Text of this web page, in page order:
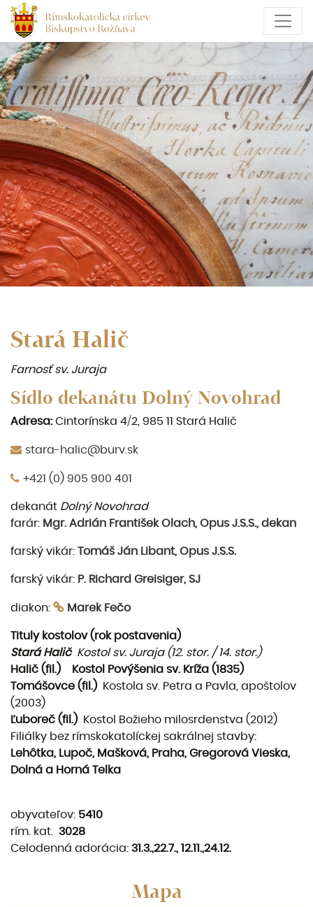
Stará Halič
Farnosť sv. Juraja
Sídlo dekanátu Dolný Novohrad
Adresa: Cintorínska 4/2, 985 11 Stará Halič
stara-halic@burv.sk
+421 (0) 905 900 401
dekanát Dolný Novohrad
farár: Mgr. Adrián František Olach, Opus J.S.S., dekan
farský vikár: Tomáš Ján Libant, Opus J.S.S.
farský vikár: P. Richard Greisiger, SJ
diakon: Marek Fečo
Tituly kostolov (rok postavenia)
Stará Halič Kostol sv. Juraja (12. stor. / 14. stor.)
Halič (fil.)
Kostol Povýšenia sv. Kríža (1835)
Tomášovce (fil.) Kostola sv. Petra a Pavla, apoštolov
(2003)
Ľuboreč (fil.) Kostol Božieho milosrdenstva (2012)
Filiálky bez rímskokatolíc­kej sakrálnej stavby:
Lehôtka, Lupoč, Mašková, Praha, Gregorová Vieska,
Dolná a Horná Telka
obyvateľov: 5410
rím. kat. 3028
Celodenná adorácia: 31.3.,22.7., 12.11.,24.12.
Mapa